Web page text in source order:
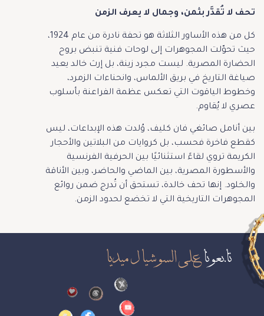
تحف لا تُقدَّر بثمن، وجمال لا يعرف الزمن
كل من هذه الأساور الثلاثة هو تحفة نادرة من عام 1924،
حيث تحوّلت المجوهرات إلى لوحات فنية تنبض بروح
الحضارة المصرية. ليست مجرد زينة، بل إرث خالد يعيد
صياغة التاريخ في بريق الألماس، وانحناءات الزمرد،
وخطوط الياقوت التي تعكس عظمة الفراعنة بأسلوب
عصري لا يُقاوم.
بين أنامل صائغي فان كليف، وُلدت هذه الإبداعات، ليس
كقطع فاخرة فحسب، بل كروايات من البلاتين والأحجار
الكريمة تروي لقاءً استثنائيًا بين الحرفية الفرنسية
والأسطورة المصرية، بين الماضي والحاضر، وبين الأناقة
والخلود. إنها تحف خالدة، تستحق أن تُدرج ضمن روائع
المجوهرات التاريخية التي لا تخضع لحدود الزمن.
تابعوناعلى السوشيال ميديا